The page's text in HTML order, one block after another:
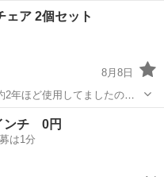
カシミヤ
ア 2個セット
8月8日
2年ほど使用してましたので
用品
ンチ 0円
は1分